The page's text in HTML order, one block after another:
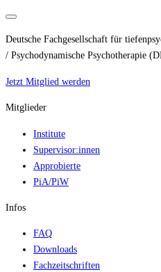
Deutsche Fachgesellschaft für
/ Psychodynamische Psychotherapie
Jetzt Mitglied werden
Mitglieder
Institute
Supervisor:innen
Approbierte
PiA/PiW
Infos
FAQ
Downloads
Fachzeitschriften